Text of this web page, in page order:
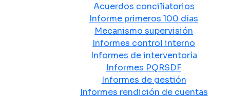
Acuerdos conciliatorios
Informe primeros 100 días
Mecanismo supervisión
Informes control interno
Informes de interventoría
Informes PQRSDF
Informes de gestión
Informes rendición de cuentas